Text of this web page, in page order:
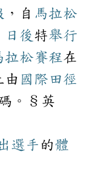
，自 馬拉松
日後 特舉行
拉松賽程在
由 國際 田徑
。§英
選手 的體